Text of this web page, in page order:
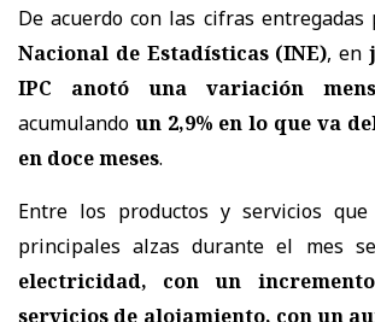
De acuerdo con las cifras entregadas
Nacional de Estadísticas (INE), en
IPC anotó una variación
acumulando un 2,9% en lo que va
en doce meses.
Entre los productos y servicios
principales alzas durante el mes
electricidad, con un
servicios de alojamiento, con un